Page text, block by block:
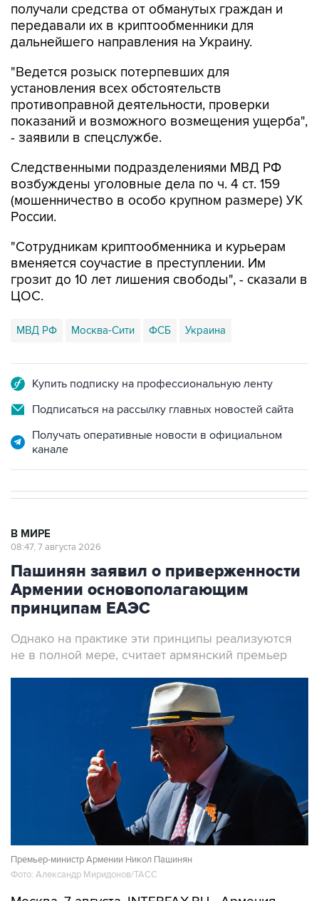
получали средства от обманутых граждан и
передавали их в криптообменники для
дальнейшего направления на Украину.
"Ведется розыск потерпевших для
установления всех обстоятельств
противоправной деятельности, проверки
показаний и возможного возмещения ущерба",
- заявили в спецслужбе.
Следственными подразделениями МВД РФ
возбуждены уголовные дела по ч. 4 ст. 159
(мошенничество в особо крупном размере) УК
России.
"Сотрудникам криптообменника и курьерам
вменяется соучастие в преступлении. Им
грозит до 10 лет лишения свободы", - сказали в
ЦОС.
МВД РФ Москва-Сити ФСБ Украина
Купить подписку на профессиональную ленту
Подписаться на рассылку главных новостей сайта
Получать оперативные новости в официальном
канале
В МИРЕ
08:47, 7 августа 2026
Пашинян заявил о приверженности
Армении основополагающим
принципам ЕАЭС
Однако на практике эти принципы реализуются
не в полной мере, считает армянский премьер
Премьер-министр Армении Никол Пашинян
Фото: Александр Миридонов/ТАСС